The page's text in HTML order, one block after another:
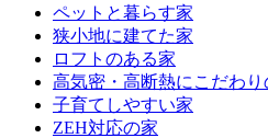
ペットと暮らす家
狭小地に建てた家
ロフトのある家
高気密・高断熱にこだわり
子育てしやすい家
ZEH対応の家